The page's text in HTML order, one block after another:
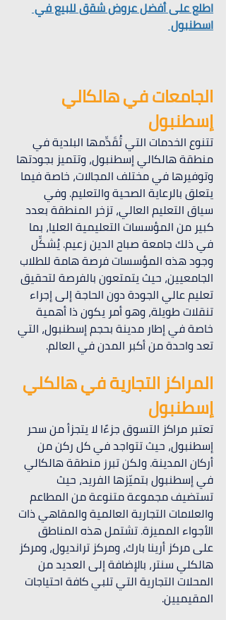
اطلع على أفضل عروض شقق للبيع في
اسطنبول
الجامعات في هالكالي
إسطنبول
تتنوع الخدمات التي تُقَدِّمها البلدية في
منطقة هالكالي إسطنبول، وتتميز بجودتها
وتوفيرها في مختلف المجالات، خاصة فيما
يتعلق بالرعاية الصحية والتعليم. وفي
سياق التعليم العالي، تزخر المنطقة بعدد
كبير من المؤسسات التعليمية العليا، بما
في ذلك جامعة صباح الدين زعيم. يُشكِّل
وجود هذه المؤسسات فرصة هامة للطلاب
الجامعيين، حيث يتمتعون بالفرصة لتحقيق
تعليم عالي الجودة دون الحاجة إلى إجراء
تنقلات طويلة، وهو أمر يكون ذا أهمية
خاصة في إطار مدينة بحجم إسطنبول، التي
تعد واحدة من أكبر المدن في العالم.
المراكز التجارية في هالكلي
إسطنبول
تعتبر مراكز التسوق جزءًا لا يتجزأ من سحر
إسطنبول، حيث تتواجد في كل ركن من
أركان المدينة. ولكن تبرز منطقة هالكالي
في إسطنبول بتميّزها الفريد، حيث
تستضيف مجموعة متنوعة من المطاعم
والعلامات التجارية العالمية والمقاهي ذات
الأجواء المميزة. تشتمل هذه المناطق
على مركز أرينا بارك، ومركز ترانديول، ومركز
هالكلي سنتر، بالإضافة إلى العديد من
المحلات التجارية التي تلبي كافة احتياجات
المقيميين.